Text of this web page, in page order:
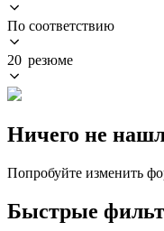
По соответствию
20 резюме
Ничего не
Попробуйте изменить
Быстрые